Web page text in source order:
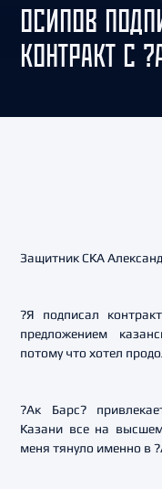
ОСИПОВ
КОНТРАКТ С
Защитник СКА
?Я подписал
предложением
потому что хотел
?Ак Барс?
Казани все на
меня тянуло именно в